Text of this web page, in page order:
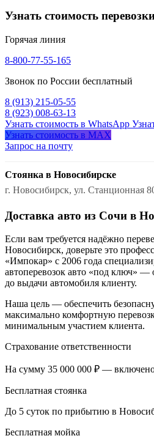
Узнать стоимость
Горячая линия
8-800-77-55-165
Звонок по России бесплатный
8 (913) 215-05-55
8 (923) 008-63-13
Узнать стоимость в WhatsApp
Узнать стоимость в MAX
Запрос на почту
Стоянка в Новосибирске
г. Новосибирск, ул. Станционная
Доставка авто из Сочи в
Если вам требуется надёжно
Новосибирск, доверьте это
«Импокар» с 2006 года
автоперевозок авто «под ключ» —
до выдачи автомобиля клиенту.
Наша цель — обеспечить
максимально комфортную
минимальным участием клиента.
Страхование ответственности
На сумму 35 000 000 ₽ — включено
Бесплатная стоянка
До 5 суток по прибытию в
Бесплатная мойка